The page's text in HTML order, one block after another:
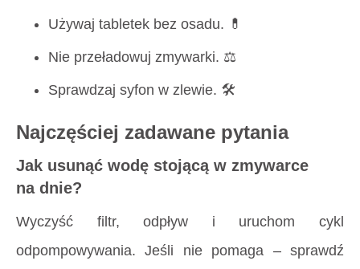
Używaj tabletek bez osadu. 💊
Nie przeładowuj zmywarki. ⚖️
Sprawdzaj syfon w zlewie. 🛠️
Najczęściej zadawane pytania
Jak usunąć wodę stojącą w zmywarce
na dnie?
Wyczyść filtr, odpływ i uruchom cykl
odpompowywania. Jeśli nie pomaga – sprawdź